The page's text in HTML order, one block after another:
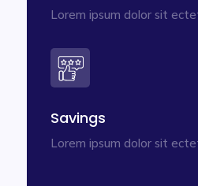
Lorem ipsum dolor sit
Savings
Lorem ipsum dolor sit